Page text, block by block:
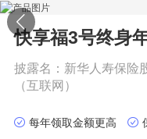

快享福3号终身
披露名： 新华人寿保险
（互联网）
每年领取金额更高